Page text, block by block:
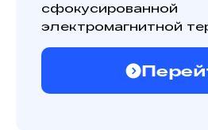
сфокусированной
электромагнитной